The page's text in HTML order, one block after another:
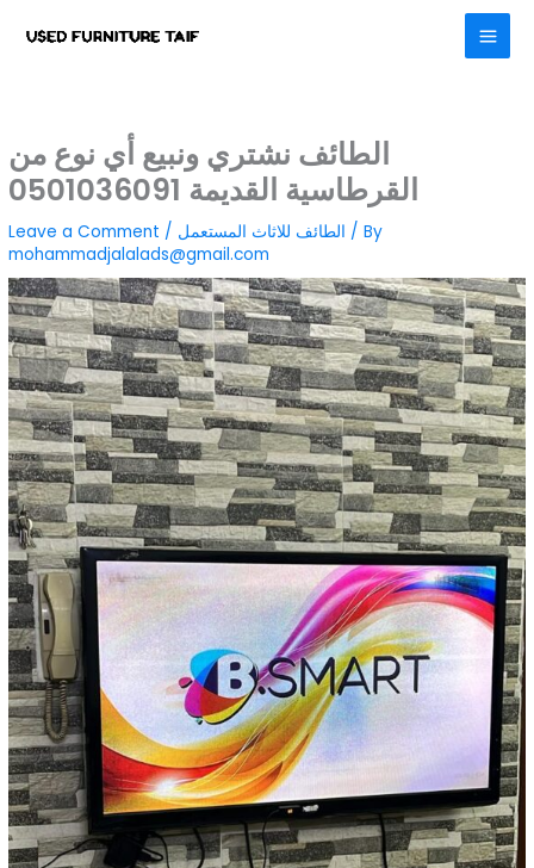
الطائف نشتري ونبيع أي نوع من
القرطاسية القديمة 0501036091
Leave a Comment / الطائف للاثاث المستعمل / By
mohammadjalalads@gmail.com